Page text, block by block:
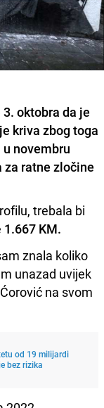
oktobra da je
kriva zbog toga
novembru
ratne zločine
trebala bi
1.667 KM.
znala koliko
unazad uvijek
na svom
od 19 milijardi
bez rizika